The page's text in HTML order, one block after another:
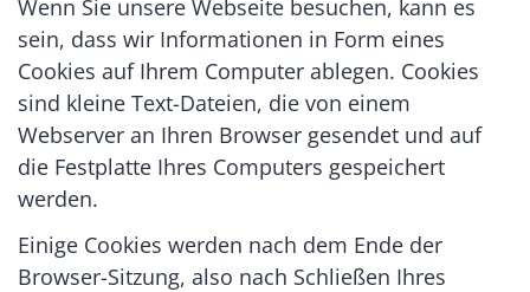
Wenn Sie unsere Webseite besuchen, kann es
sein, dass wir Informationen in Form eines
Cookies auf Ihrem Computer ablegen. Cookies
sind kleine Text-Dateien, die von einem
Webserver an Ihren Browser gesendet und auf
die Festplatte Ihres Computers gespeichert
werden.
Einige Cookies werden nach dem Ende der
Browser-Sitzung, also nach Schließen Ihres